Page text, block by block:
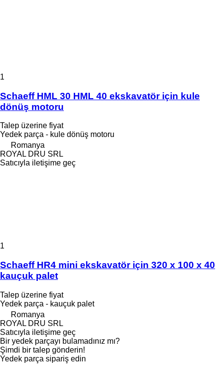
1
Schaeff HML 30 HML 40 ekskavatör için kule
dönüş motoru
Talep üzerine fiyat
Yedek parça - kule dönüş motoru
Romanya
ROYAL DRU SRL
Satıcıyla iletişime geç
1
Schaeff HR4 mini ekskavatör için 320 x 100 x 40
kauçuk palet
Talep üzerine fiyat
Yedek parça - kauçuk palet
Romanya
ROYAL DRU SRL
Satıcıyla iletişime geç
Bir yedek parçayı bulamadınız mı?
Şimdi bir talep gönderin!
Yedek parça sipariş edin